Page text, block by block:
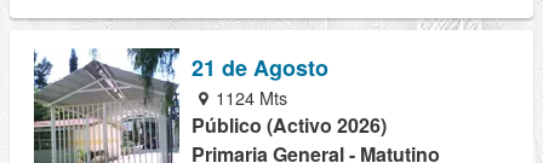
21 de Agosto
1124 Mts
Público (Activo 2026)
Primaria General - Matutino